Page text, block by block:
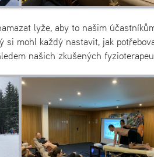
lyže, aby to našim
si mohl každý nastavit, jak
našich zkušených